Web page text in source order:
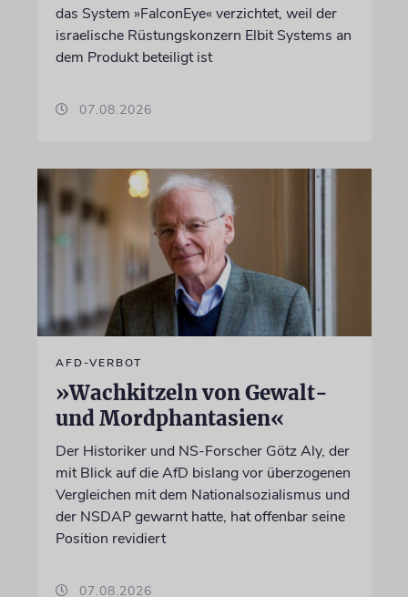
das System »FalconEye« verzichtet, weil der
israelische Rüstungskonzern Elbit Systems an
dem Produkt beteiligt ist
07.08.2026
AFD-VERBOT
»Wachkitzeln von Gewalt-
und Mordphantasien«
Der Historiker und NS-Forscher Götz Aly, der
mit Blick auf die AfD bislang vor überzogenen
Vergleichen mit dem Nationalsozialismus und
der NSDAP gewarnt hatte, hat offenbar seine
Position revidiert
07.08.2026